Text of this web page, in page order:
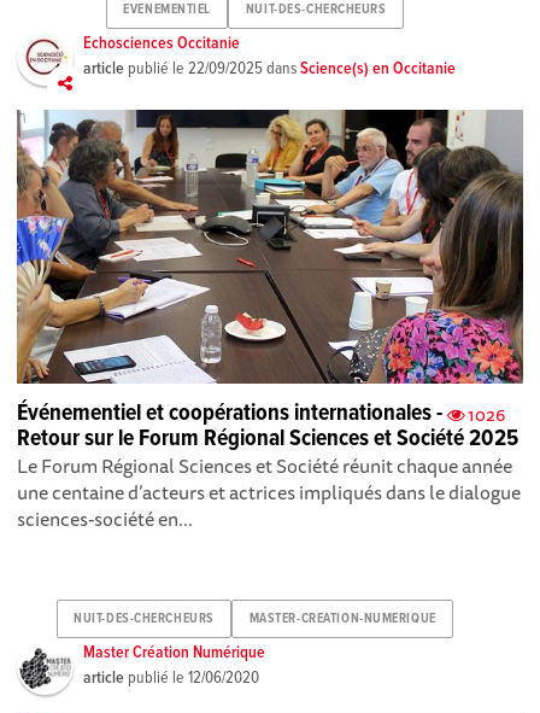
EVENEMENTIEL NUIT-DES-CHERCHEURS
Echosciences Occitanie
article publié le22/09/2025dansScience(s) en Occitanie
1026
Événementiel et coopérations internationales -
Retour sur le Forum Régional Sciences et Société 2025
Le Forum Régional Sciences et Société réunit chaque année
une centaine d’acteurs et actrices impliqués dans le dialogue
sciences-société en...
NUIT-DES-CHERCHEURS MASTER-CREATION-NUMERIQUE
Master Création Numérique
article publié le12/06/2020